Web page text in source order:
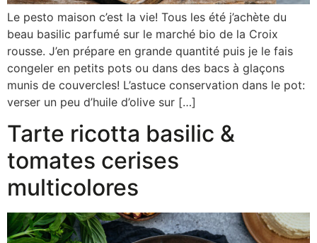
Le pesto maison c’est la vie! Tous les été j’achète du
beau basilic parfumé sur le marché bio de la Croix
rousse. J’en prépare en grande quantité puis je le fais
congeler en petits pots ou dans des bacs à glaçons
munis de couvercles! L’astuce conservation dans le pot:
verser un peu d’huile d’olive sur […]
Tarte ricotta basilic &
tomates cerises
multicolores